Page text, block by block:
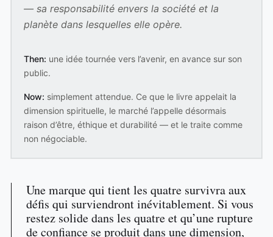
— sa responsabilité envers la société et la
planète dans lesquelles elle opère.
Then: une idée tournée vers l’avenir, en avance sur son
public.
Now: simplement attendue. Ce que le livre appelait la
dimension spirituelle, le marché l’appelle désormais
raison d’être, éthique et durabilité — et le traite comme
non négociable.
Une marque qui tient les quatre survivra aux
défis qui surviendront inévitablement. Si vous
restez solide dans les quatre et qu’une rupture
de confiance se produit dans une dimension,